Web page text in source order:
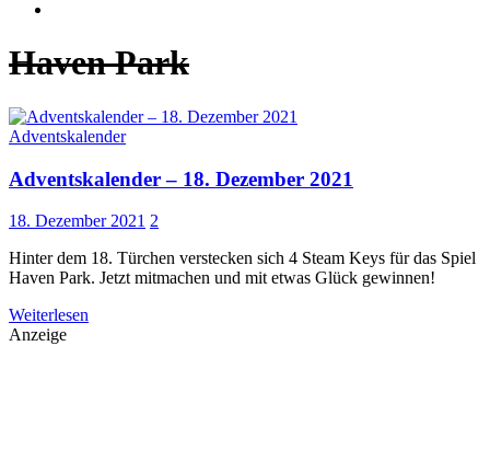
Haven Park
Adventskalender
Adventskalender – 18. Dezember 2021
18. Dezember 2021 2
Hinter dem 18. Türchen verstecken sich 4 Steam Keys für das Spiel
Haven Park. Jetzt mitmachen und mit etwas Glück gewinnen!
Weiterlesen
Anzeige